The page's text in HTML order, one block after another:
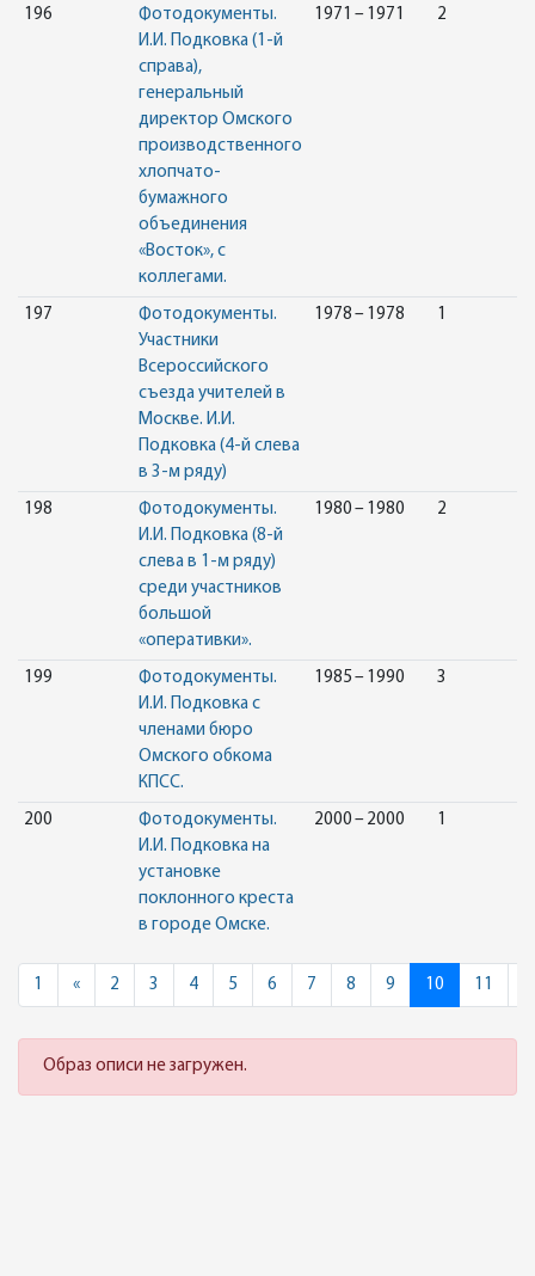
196
Фотодокументы.
И.И. Подковка (1-й
справа),
генеральный
директор Омского
производственного
хлопчато-
бумажного
объединения
«Восток», с
коллегами.
1971 – 1971 2
197
Фотодокументы.
Участники
Всероссийского
съезда учителей в
Москве. И.И.
Подковка (4-й слева
в 3-м ряду)
1978 – 1978 1
198
Фотодокументы.
И.И. Подковка (8-й
слева в 1-м ряду)
среди участников
большой
«оперативки».
1980 – 1980 2
199
Фотодокументы.
И.И. Подковка с
членами бюро
Омского обкома
КПСС.
1985 – 1990 3
200
Фотодокументы.
И.И. Подковка на
установке
поклонного креста
в городе Омске.
2000 – 2000 1
1 «Previous
2 3 4 5 6 7 8 9 10 11
Образ описи не загружен.